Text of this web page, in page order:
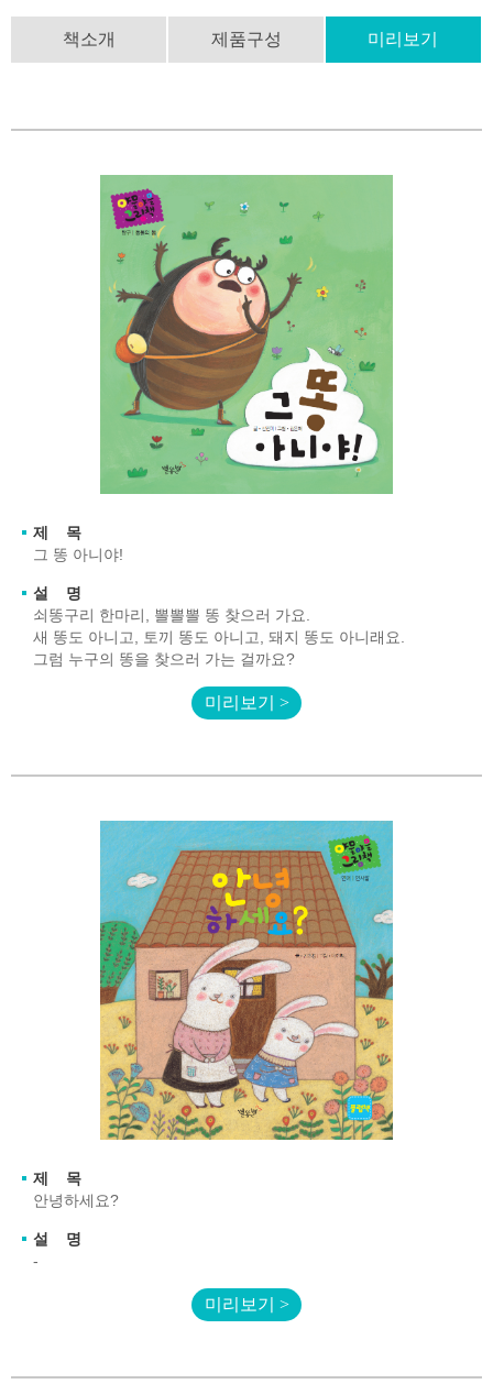
책소개 제품구성 미리보기
제 목
그 똥 아니야!
설 명
쇠똥구리 한마리, 뽈뽈뽈 똥 찾으러 가요.
새 똥도 아니고, 토끼 똥도 아니고, 돼지 똥도 아니래요.
그럼 누구의 똥을 찾으러 가는 걸까요?
미리보기 >
제 목
안녕하세요?
설 명
-
미리보기 >